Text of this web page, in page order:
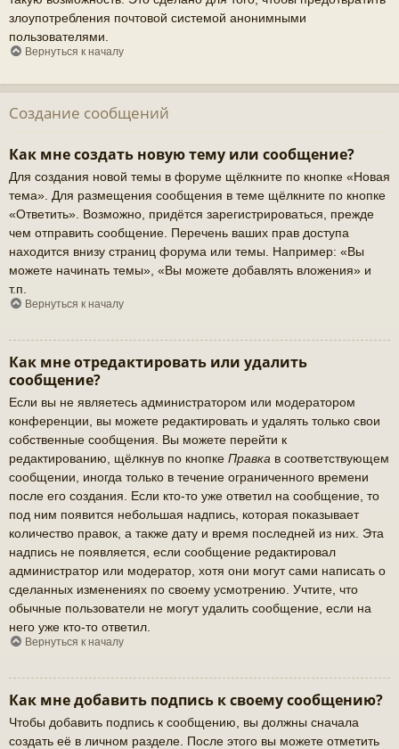
злоупотребления почтовой системой анонимными
пользователями.
Вернуться к началу
Создание сообщений
Как мне создать новую тему или сообщение?
Для создания новой темы в форуме щёлкните по кнопке «Новая
тема». Для размещения сообщения в теме щёлкните по кнопке
«Ответить». Возможно, придётся зарегистрироваться, прежде
чем отправить сообщение. Перечень ваших прав доступа
находится внизу страниц форума или темы. Например: «Вы
можете начинать темы», «Вы можете добавлять вложения» и
т.п.
Вернуться к началу
Как мне отредактировать или удалить
сообщение?
Если вы не являетесь администратором или модератором
конференции, вы можете редактировать и удалять только свои
собственные сообщения. Вы можете перейти к
редактированию, щёлкнув по кнопке Правка в соответствующем
сообщении, иногда только в течение ограниченного времени
после его создания. Если кто-то уже ответил на сообщение, то
под ним появится небольшая надпись, которая показывает
количество правок, а также дату и время последней из них. Эта
надпись не появляется, если сообщение редактировал
администратор или модератор, хотя они могут сами написать о
сделанных изменениях по своему усмотрению. Учтите, что
обычные пользователи не могут удалить сообщение, если на
него уже кто-то ответил.
Вернуться к началу
Как мне добавить подпись к своему сообщению?
Чтобы добавить подпись к сообщению, вы должны сначала
создать её в личном разделе. После этого вы можете отметить